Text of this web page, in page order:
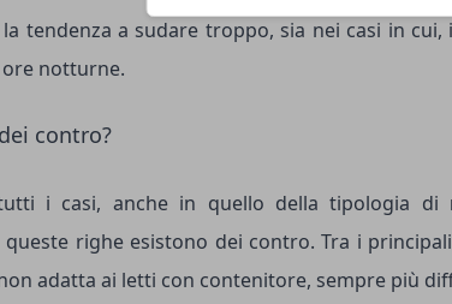
tendenza a sudare troppo, sia nei casi in
notturne.
contro?
i casi, anche in quello della tipologia di
queste righe esistono dei contro. Tra i
adatta ai letti con contenitore, sempre più